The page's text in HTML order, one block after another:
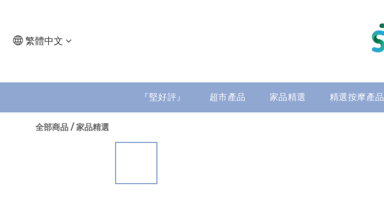
繁體中文
『堅好評』 超市產品 家品精選 精選按摩產品
全部商品 /家品精選